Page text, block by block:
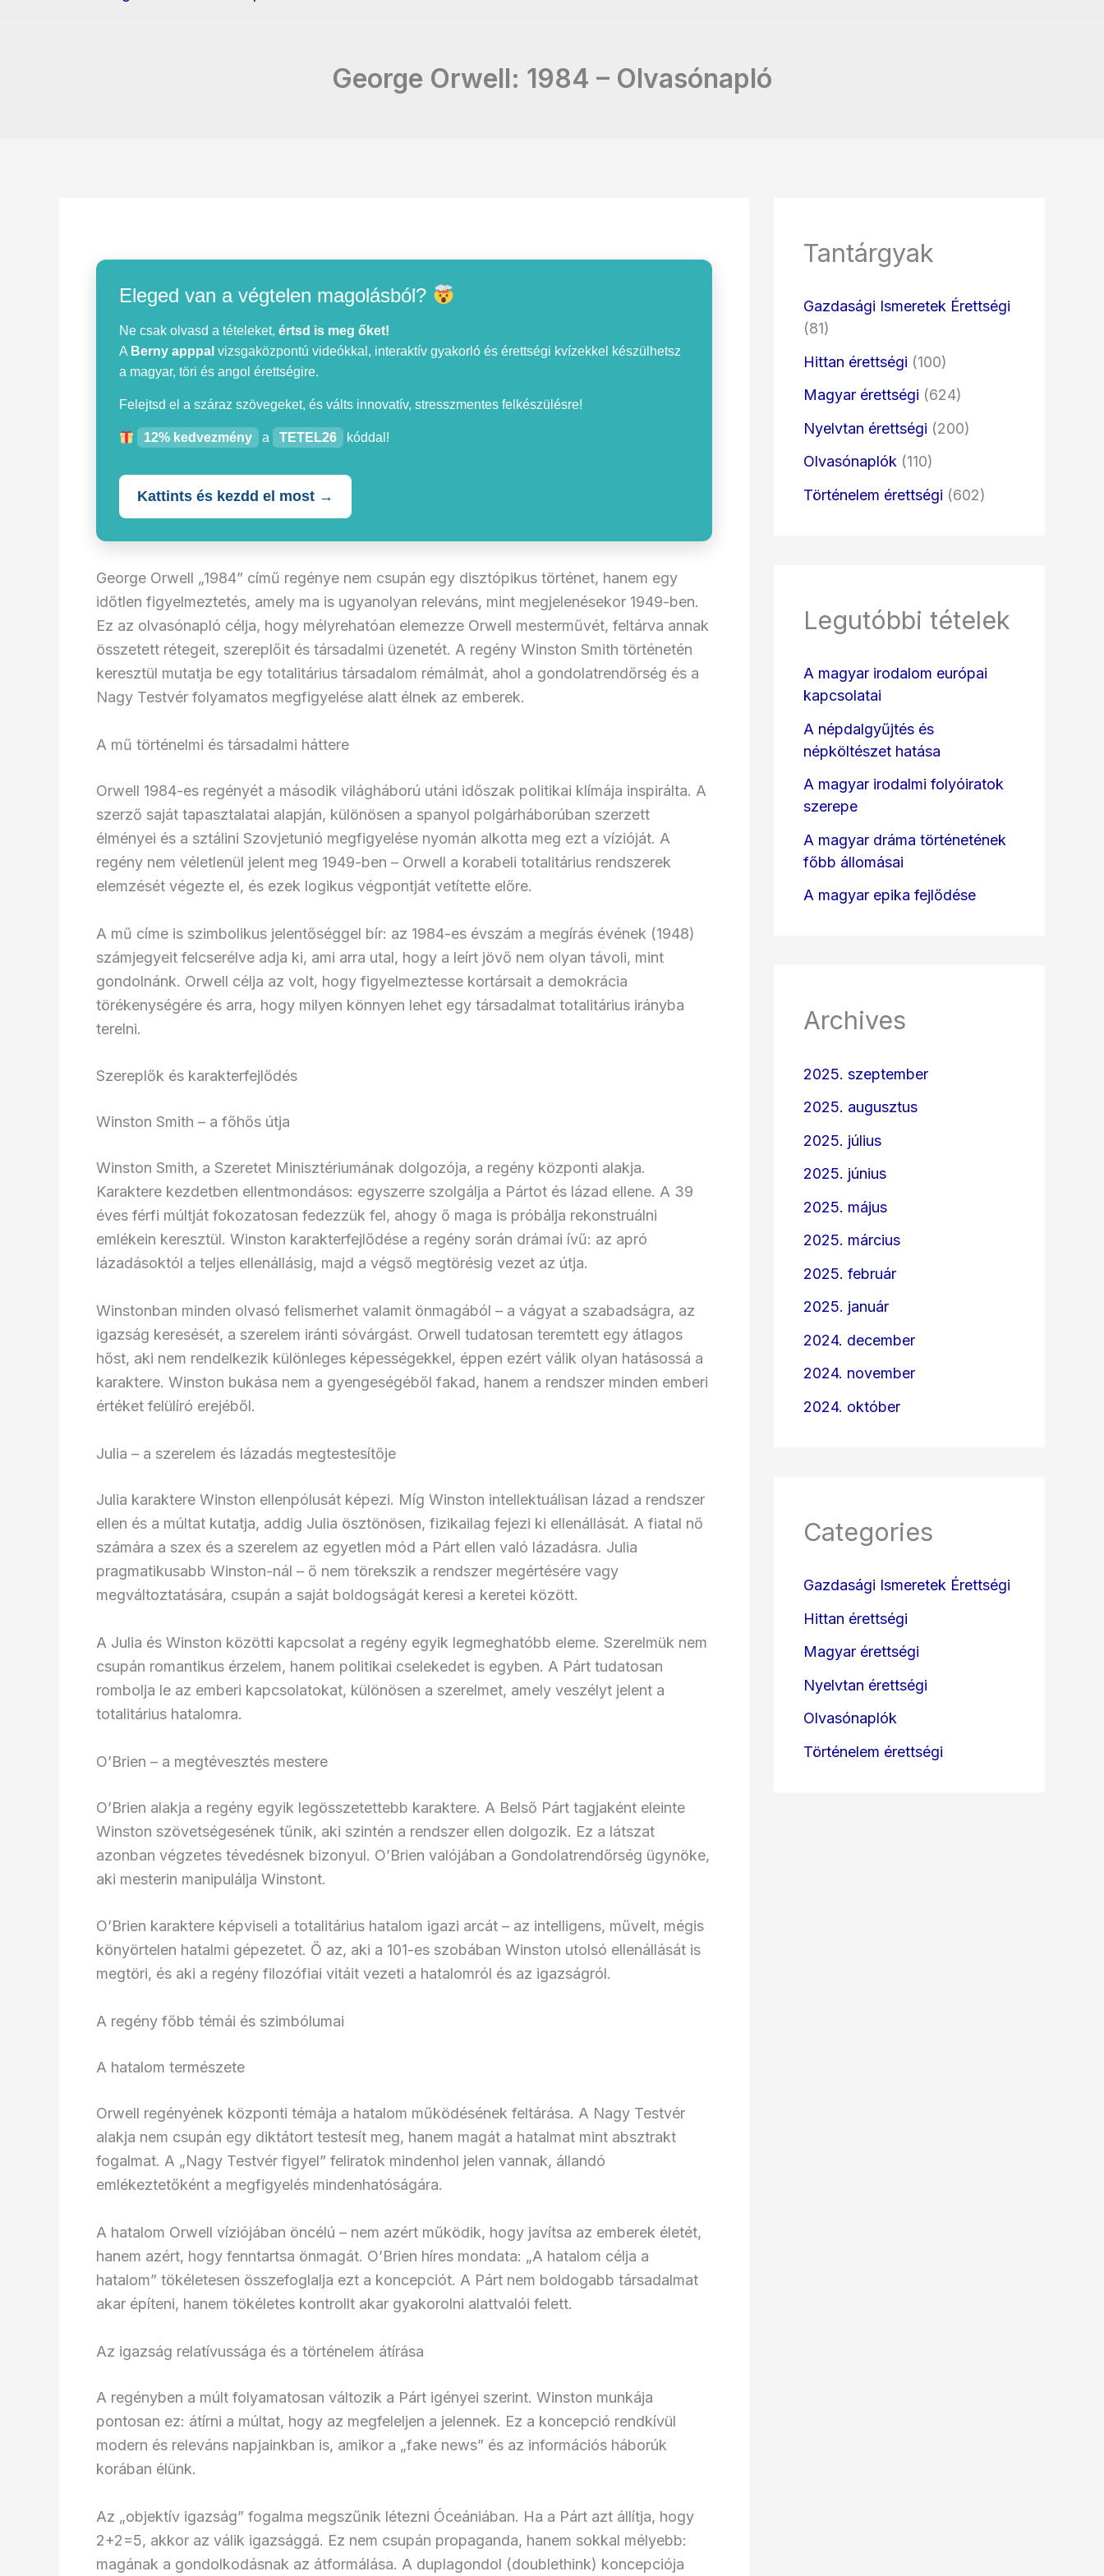
George Orwell: 1984 – Olvasónapló
Eleged van a végtelen magolásból?
Ne csak olvasd a tételeket, értsd is meg őket!
A Berny apppal vizsgaközpontú videókkal, interaktív gyakorló és érettségi kvízekkel készülhetsz
a magyar, töri és angol érettségire.
Felejtsd el a száraz szövegeket, és válts innovatív, stresszmentes felkészülésre!
12% kedvezmény a TETEL26 kóddal!
Kattints és kezdd el most →
George Orwell „1984” című regénye nem csupán egy disztópikus történet, hanem egy
időtlen figyelmeztetés, amely ma is ugyanolyan releváns, mint megjelenésekor 1949-ben.
Ez az olvasónapló célja, hogy mélyrehatóan elemezze Orwell mesterművét, feltárva annak
összetett rétegeit, szereplőit és társadalmi üzenetét. A regény Winston Smith történetén
keresztül mutatja be egy totalitárius társadalom rémálmát, ahol a gondolatrendőrség és a
Nagy Testvér folyamatos megfigyelése alatt élnek az emberek.
A mű történelmi és társadalmi háttere
Orwell 1984-es regényét a második világháború utáni időszak politikai klímája inspirálta. A
szerző saját tapasztalatai alapján, különösen a spanyol polgárháborúban szerzett
élményei és a sztálini Szovjetunió megfigyelése nyomán alkotta meg ezt a vízióját. A
regény nem véletlenül jelent meg 1949-ben – Orwell a korabeli totalitárius rendszerek
elemzését végezte el, és ezek logikus végpontját vetítette előre.
A mű címe is szimbolikus jelentőséggel bír: az 1984-es évszám a megírás évének (1948)
számjegyeit felcserélve adja ki, ami arra utal, hogy a leírt jövő nem olyan távoli, mint
gondolnánk. Orwell célja az volt, hogy figyelmeztesse kortársait a demokrácia
törékenységére és arra, hogy milyen könnyen lehet egy társadalmat totalitárius irányba
terelni.
Szereplők és karakterfejlődés
Winston Smith – a főhős útja
Winston Smith, a Szeretet Minisztériumának dolgozója, a regény központi alakja.
Karaktere kezdetben ellentmondásos: egyszerre szolgálja a Pártot és lázad ellene. A 39
éves férfi múltját fokozatosan fedezzük fel, ahogy ő maga is próbálja rekonstruálni
emlékein keresztül. Winston karakterfejlődése a regény során drámai ívű: az apró
lázadásoktól a teljes ellenállásig, majd a végső megtörésig vezet az útja.
Winstonban minden olvasó felismerhet valamit önmagából – a vágyat a szabadságra, az
igazság keresését, a szerelem iránti sóvárgást. Orwell tudatosan teremtett egy átlagos
hőst, aki nem rendelkezik különleges képességekkel, éppen ezért válik olyan hatásossá a
karaktere. Winston bukása nem a gyengeségéből fakad, hanem a rendszer minden emberi
értéket felülíró erejéből.
Julia – a szerelem és lázadás megtestesítője
Julia karaktere Winston ellenpólusát képezi. Míg Winston intellektuálisan lázad a rendszer
ellen és a múltat kutatja, addig Julia ösztönösen, fizikailag fejezi ki ellenállását. A fiatal nő
számára a szex és a szerelem az egyetlen mód a Párt ellen való lázadásra. Julia
pragmatikusabb Winston-nál – ő nem törekszik a rendszer megértésére vagy
megváltoztatására, csupán a saját boldogságát keresi a keretei között.
A Julia és Winston közötti kapcsolat a regény egyik legmeghatóbb eleme. Szerelmük nem
csupán romantikus érzelem, hanem politikai cselekedet is egyben. A Párt tudatosan
rombolja le az emberi kapcsolatokat, különösen a szerelmet, amely veszélyt jelent a
totalitárius hatalomra.
O’Brien – a megtévesztés mestere
O’Brien alakja a regény egyik legösszetettebb karaktere. A Belső Párt tagjaként eleinte
Winston szövetségesének tűnik, aki szintén a rendszer ellen dolgozik. Ez a látszat
azonban végzetes tévedésnek bizonyul. O’Brien valójában a Gondolatrendőrség ügynöke,
aki mesterin manipulálja Winstont.
O’Brien karaktere képviseli a totalitárius hatalom igazi arcát – az intelligens, művelt, mégis
könyörtelen hatalmi gépezetet. Ő az, aki a 101-es szobában Winston utolsó ellenállását is
megtöri, és aki a regény filozófiai vitáit vezeti a hatalomról és az igazságról.
A regény főbb témái és szimbólumai
A hatalom természete
Orwell regényének központi témája a hatalom működésének feltárása. A Nagy Testvér
alakja nem csupán egy diktátort testesít meg, hanem magát a hatalmat mint absztrakt
fogalmat. A „Nagy Testvér figyel” feliratok mindenhol jelen vannak, állandó
emlékeztetőként a megfigyelés mindenhatóságára.
A hatalom Orwell víziójában öncélú – nem azért működik, hogy javítsa az emberek életét,
hanem azért, hogy fenntartsa önmagát. O’Brien híres mondata: „A hatalom célja a
hatalom” tökéletesen összefoglalja ezt a koncepciót. A Párt nem boldogabb társadalmat
akar építeni, hanem tökéletes kontrollt akar gyakorolni alattvalói felett.
Az igazság relatívussága és a történelem átírása
A regényben a múlt folyamatosan változik a Párt igényei szerint. Winston munkája
pontosan ez: átírni a múltat, hogy az megfeleljen a jelennek. Ez a koncepció rendkívül
modern és releváns napjainkban is, amikor a „fake news” és az információs háborúk
korában élünk.
Az „objektív igazság” fogalma megszűnik létezni Óceániában. Ha a Párt azt állítja, hogy
2+2=5, akkor az válik igazsággá. Ez nem csupán propaganda, hanem sokkal mélyebb:
magának a gondolkodásnak az átformálása. A duplagondol (doublethink) koncepciója
Tantárgyak
Gazdasági Ismeretek Érettségi
(81)
Hittan érettségi (100)
Magyar érettségi (624)
Nyelvtan érettségi (200)
Olvasónaplók (110)
Történelem érettségi (602)
Legutóbbi tételek
A magyar irodalom európai
kapcsolatai
A népdalgyűjtés és
népköltészet hatása
A magyar irodalmi folyóiratok
szerepe
A magyar dráma történetének
főbb állomásai
A magyar epika fejlődése
Archives
2025. szeptember
2025. augusztus
2025. július
2025. június
2025. május
2025. március
2025. február
2025. január
2024. december
2024. november
2024. október
Categories
Gazdasági Ismeretek Érettségi
Hittan érettségi
Magyar érettségi
Nyelvtan érettségi
Olvasónaplók
Történelem érettségi